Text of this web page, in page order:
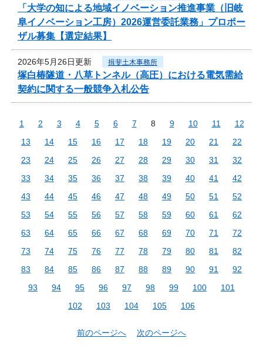
「大学の知による地域イノベーション推進事業（旧岐
阜イノベーション工房）2026運営委託業務」プロポー
ザル募集【選定結果】
2026年5月26日更新 揖斐土木事務所
塚白椿隧道・八草トンネル（高圧）における電気需給
契約に関する一般競争入札公告
1 2 3 4 5 6 7 8 9 10 11
12
13
14 15 16 17 18 19 20 21
22
23
24 25 26 27 28 29 30 31
32
33
34 35 36 37 38 39 40 41
42
43
44 45 46 47 48 49 50 51
52
53
54 55 56 57 58 59 60 61
62
63
64 65 66 67 68 69 70 71
72
73
74 75 76 77 78 79 80 81
82
83
84 85 86 87 88 89 90 91
92
93
94 95 96 97 98 99 100
101
102
103 104 105 106
前のページへ 次のページへ